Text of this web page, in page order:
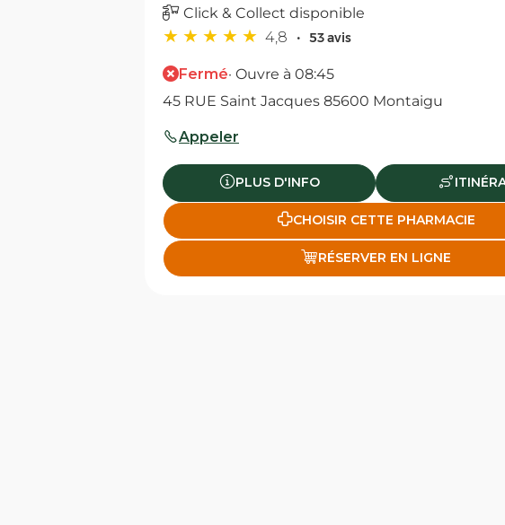
Click & Collect disponible
4,8
53 avis
Fermé· Ouvre à 08:45
45 RUE Saint Jacques 85600 Montaigu
Appeler
PLUS D'INFO
CHOISIR CETTE PHARMACIE
RÉSERVER EN LIGNE